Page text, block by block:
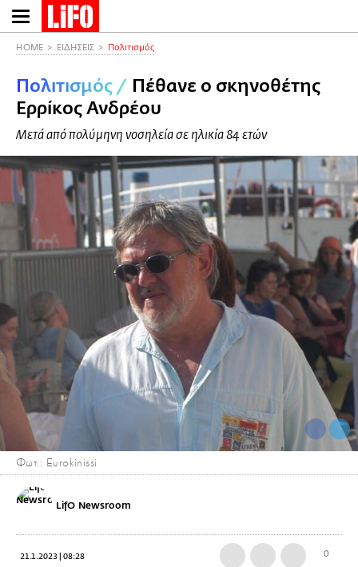
Παράκαμψη
προς
περιεχόμενο
HOME ΕΙΔΗΣΕΙΣ Πολιτισμός
Πολιτισμός / Πέθανε ο σκηνοθέτης
Ερρίκος Ανδρέου
Μετά από πολύμηνη νοσηλεία σε ηλικία 84 ετών
Φωτ.: Eurokinissi
LifO Newsroom
21.1.2023 | 08:28 0